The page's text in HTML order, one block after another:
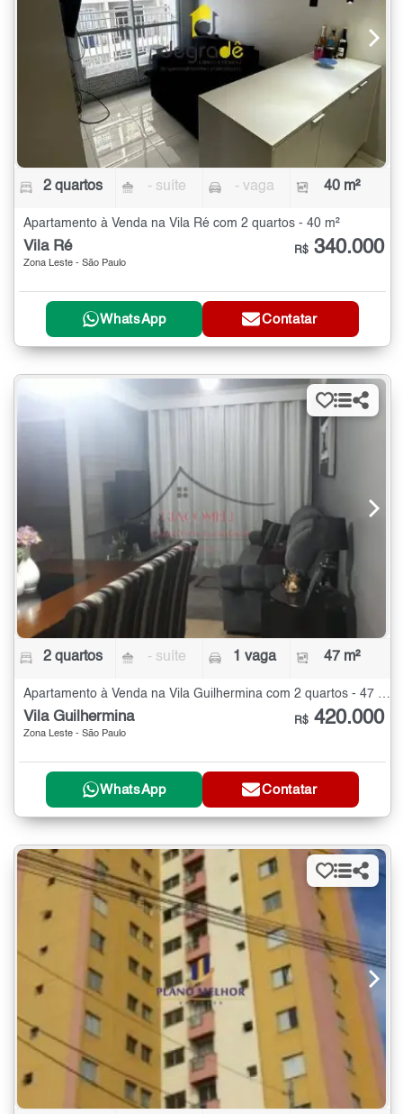
2 quartos - suíte - vaga 40 m²
Apartamento à Venda na Vila Ré com 2 quartos - 40 m²
Vila Ré
Zona Leste - São Paulo
R$ 340.000
WhatsApp Contatar
2 quartos - suíte 1 vaga 47 m²
Apartamento à Venda na Vila Guilhermina com 2 quartos - 47 m²
Vila Guilhermina
Zona Leste - São Paulo
R$ 420.000
WhatsApp Contatar